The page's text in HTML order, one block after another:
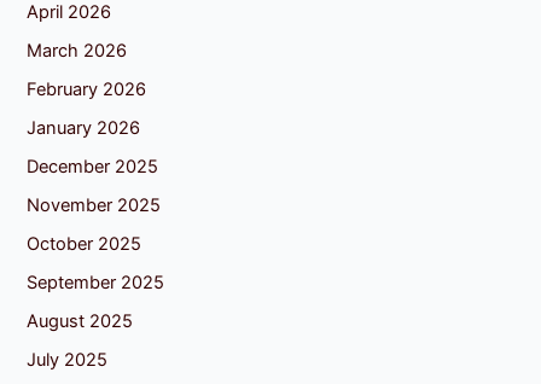
April 2026
March 2026
February 2026
January 2026
December 2025
November 2025
October 2025
September 2025
August 2025
July 2025